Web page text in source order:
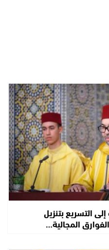
التسريع بتنزيل
المجالية…